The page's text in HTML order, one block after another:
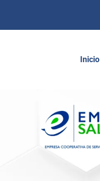
Inicio